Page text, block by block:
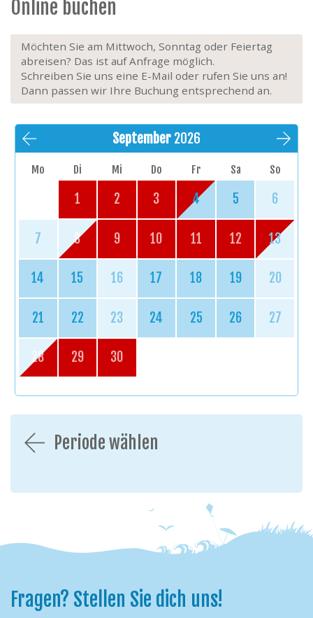
Online buchen
Möchten Sie am Mittwoch, Sonntag oder Feiertag
abreisen? Das ist auf Anfrage möglich.
Schreiben Sie uns eine E-Mail oder rufen Sie uns an!
Dann passen wir Ihre Buchung entsprechend an.
September 2026
Mo Di Mi Do Fr Sa So
1 2 3 4 5 6
7 8 9 10 11 12 13
14 15 16 17 18 19 20
21 22 23 24 25 26 27
28 29 30
Periode wählen
Fragen? Stellen Sie dich uns!